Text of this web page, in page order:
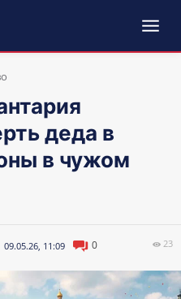
деда в
в чужом
09.05.26, 11:09 0 23